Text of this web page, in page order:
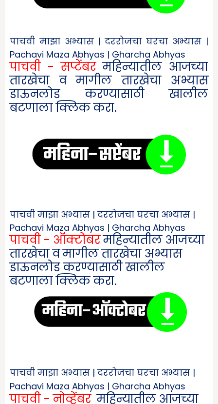
पाचवी माझा अभ्यास | दररोजचा घरचा अभ्यास |
Pachavi Maza Abhyas | Gharcha Abhyas
पाचवी - सप्टेंबरमहिन्यातील आजच्या
तारखेचा व मागील तारखेचा अभ्यास
डाऊनलोड करण्यासाठी खालील
बटणाला क्लिक करा.
पाचवी माझा अभ्यास | दररोजचा घरचा अभ्यास |
Pachavi Maza Abhyas | Gharcha Abhyas
पाचवी - ऑक्टोबरमहिन्यातील आजच्या
तारखेचा व मागील तारखेचा अभ्यास
डाऊनलोड करण्यासाठी खालील
बटणाला क्लिक करा.
पाचवी माझा अभ्यास | दररोजचा घरचा अभ्यास |
Pachavi Maza Abhyas | Gharcha Abhyas
पाचवी - नोव्हेंबर महिन्यातील आजच्या